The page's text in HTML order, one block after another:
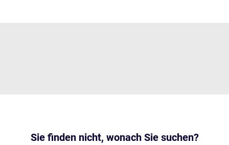
Sie finden nicht, wonach Sie suchen?